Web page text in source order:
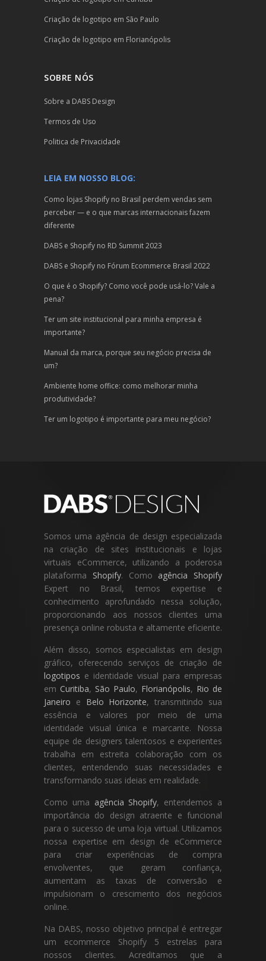
Criação de logotipo em São Paulo
Criação de logotipo em Florianópolis
SOBRE NÓS
Sobre a DABS Design
Termos de Uso
Politica de Privacidade
LEIA EM NOSSO BLOG:
Como lojas Shopify no Brasil perdem vendas sem
perceber — e o que marcas internacionais fazem
diferente
DABS e Shopify no RD Summit 2023
DABS e Shopify no Fórum Ecommerce Brasil 2022
O que é o Shopify? Como você pode usá-lo? Vale a
pena?
Ter um site institucional para minha empresa é
importante?
Manual da marca, porque seu negócio precisa de
um?
Ambiente home office: como melhorar minha
produtividade?
Ter um logotipo é importante para meu negócio?
Somos uma agência de design especializada
na criação de sites institucionais e lojas
virtuais eCommerce, utilizando a poderosa
plataforma Shopify. Como agência Shopify
Expert no Brasil, temos expertise e
conhecimento aprofundado nessa solução,
proporcionando aos nossos clientes uma
presença online robusta e altamente eficiente.
Além disso, somos especialistas em design
gráfico, oferecendo serviços de criação de
logotipos e identidade visual para empresas
em Curitiba, São Paulo, Florianópolis, Rio de
Janeiro e Belo Horizonte, transmitindo sua
essência e valores por meio de uma
identidade visual única e marcante. Nossa
equipe de designers talentosos e experientes
trabalha em estreita colaboração com os
clientes, entendendo suas necessidades e
transformando suas ideias em realidade.
Como uma agência Shopify, entendemos a
importância do design atraente e funcional
para o sucesso de uma loja virtual. Utilizamos
nossa expertise em design de eCommerce
para criar experiências de compra
envolventes, que geram confiança,
aumentam as taxas de conversão e
impulsionam o crescimento dos negócios
online.
Na DABS, nosso objetivo principal é entregar
um ecommerce Shopify 5 estrelas para
nossos clientes. Acreditamos que a